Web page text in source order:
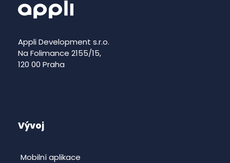
Appli Development s.r.o.
Na Folimance 2155/15,
120 00 Praha
Vývoj
Mobilní aplikace